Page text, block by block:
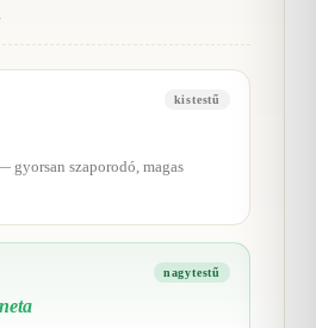
kistestű
gyorsan szaporodó, magas
nagytestű